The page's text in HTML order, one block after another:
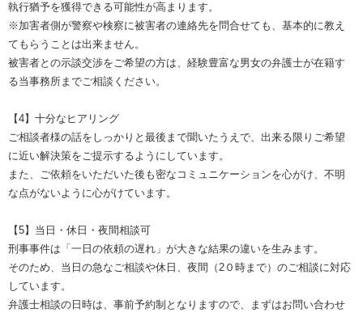
執行猶予を獲得できる可能性が高まります。
※加害者側が警察や検察に被害者の連絡先を問合せても、基本的に教え
てもらうことは出来ません。
被害者との示談交渉をご希望の方は、経験豊富な男女の弁護士が在籍す
る当事務所までご相談ください。
【4】十分なヒアリング
ご相談者様の話をしっかりと最後まで聞いたうえで、出来る限りご希望
に近い解決策をご提示するようにしています。
また、ご依頼をいただいた後も密なコミュニケーションを心がけ、不明
な点がないように心がけています。
【5】当日・休日・夜間相談可
刑事事件は「一日の依頼の遅れ」が大きな結果の違いを生みます。
そのため、当日の急なご相談や休日、夜間（2０時まで）のご相談に対応
しています。
弁護士相談の日時は、事前予約制となりますので、まずはお問い合わせ